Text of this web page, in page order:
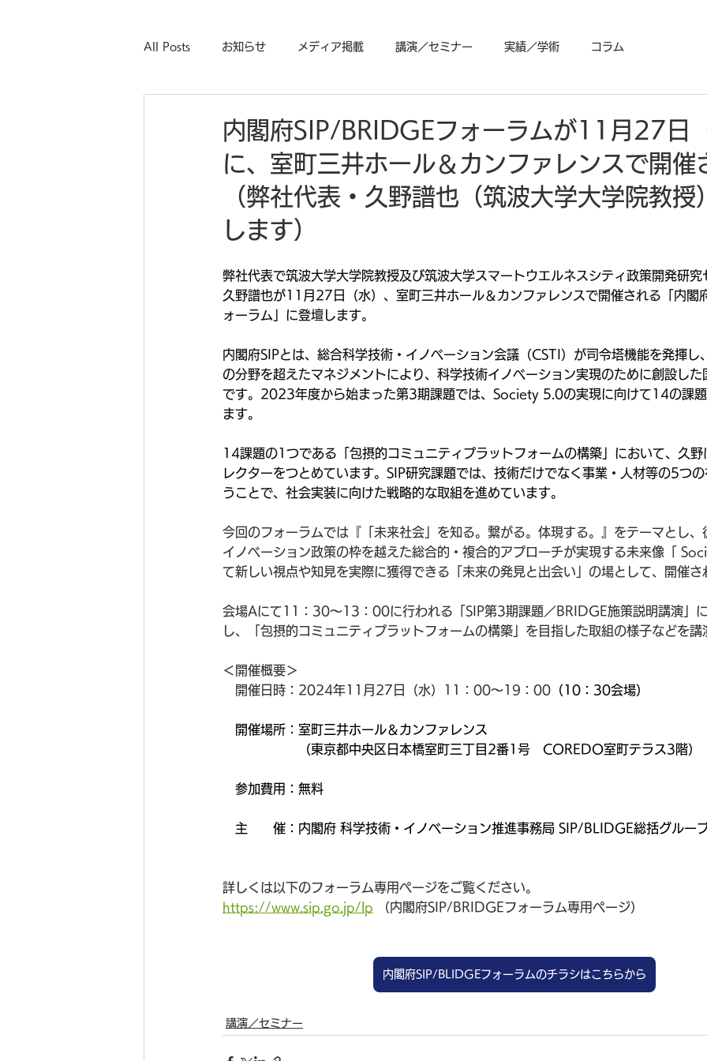
All Posts お知らせ メディア掲載 講演／セミナー 実績／学術 コラム
内閣府SIP/BRIDGEフォーラムが11月27日
に、室町三井ホール＆カンファレンスで開催
（弊社代表・久野譜也（筑波大学大学院教授
します）
弊社代表で筑波大学大学院教授及び筑波大学スマートウエルネスシティ政策開発研究
久野譜也が11月27日（水）、室町三井ホール＆カンファレンスで開催される「内閣
ォーラム」に登壇します。
内閣府SIPとは、総合科学技術・イノベーション会議（CSTI）が司令塔機能を発揮し
の分野を超えたマネジメントにより、科学技術イノベーション実現のために創設した
です。2023年度から始まった第3期課題では、Society 5.0の実現に向けて14の課
ます。
14課題の1つである「包摂的コミュニティプラットフォームの構築」において、久野
レクターをつとめています。SIP研究課題では、技術だけでなく事業・人材等の5つ
うことで、社会実装に向けた戦略的な取組を進めています。
今回のフォーラムでは『「未来社会」を知る。繋がる。体現する。』をテーマとし、
イノベーション政策の枠を越えた総合的・複合的アプローチが実現する未来像「
て新しい視点や知見を実際に獲得できる「未来の発見と出会い」の場として、開催さ
会場Aにて11：30～13：00に行われる「SIP第3期課題／BRIDGE施策説明講演」
し、「包摂的コミュニティプラットフォームの構築」を目指した取組の様子などを
＜開催概要＞
開催日時：2024年11月27日（水）11：00～19：00 （10：30会場）
開催場所：室町三井ホール＆カンファレンス
（東京都中央区日本橋室町三丁目2番1号　COREDO室町テラス3階）
参加費用：無料
主　　催：内閣府 科学技術・イノベーション推進事務局 SIP/BLIDGE総括グルー
詳しくは以下のフォーラム専用ページをご覧ください。
https://www.sip.go.jp/lp （内閣府SIP/BRIDGEフォーラム専用ぺージ）
内閣府SIP/BLIDGEフォーラムのチラシはこちらから
講演／セミナー